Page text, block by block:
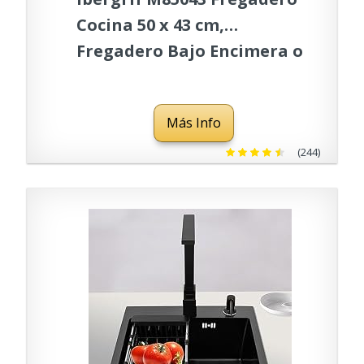
Cocina 50 x 43 cm,
Fregadero Bajo Encimera o
de Drenaje, Acero
InoxidableMás Info
(244)